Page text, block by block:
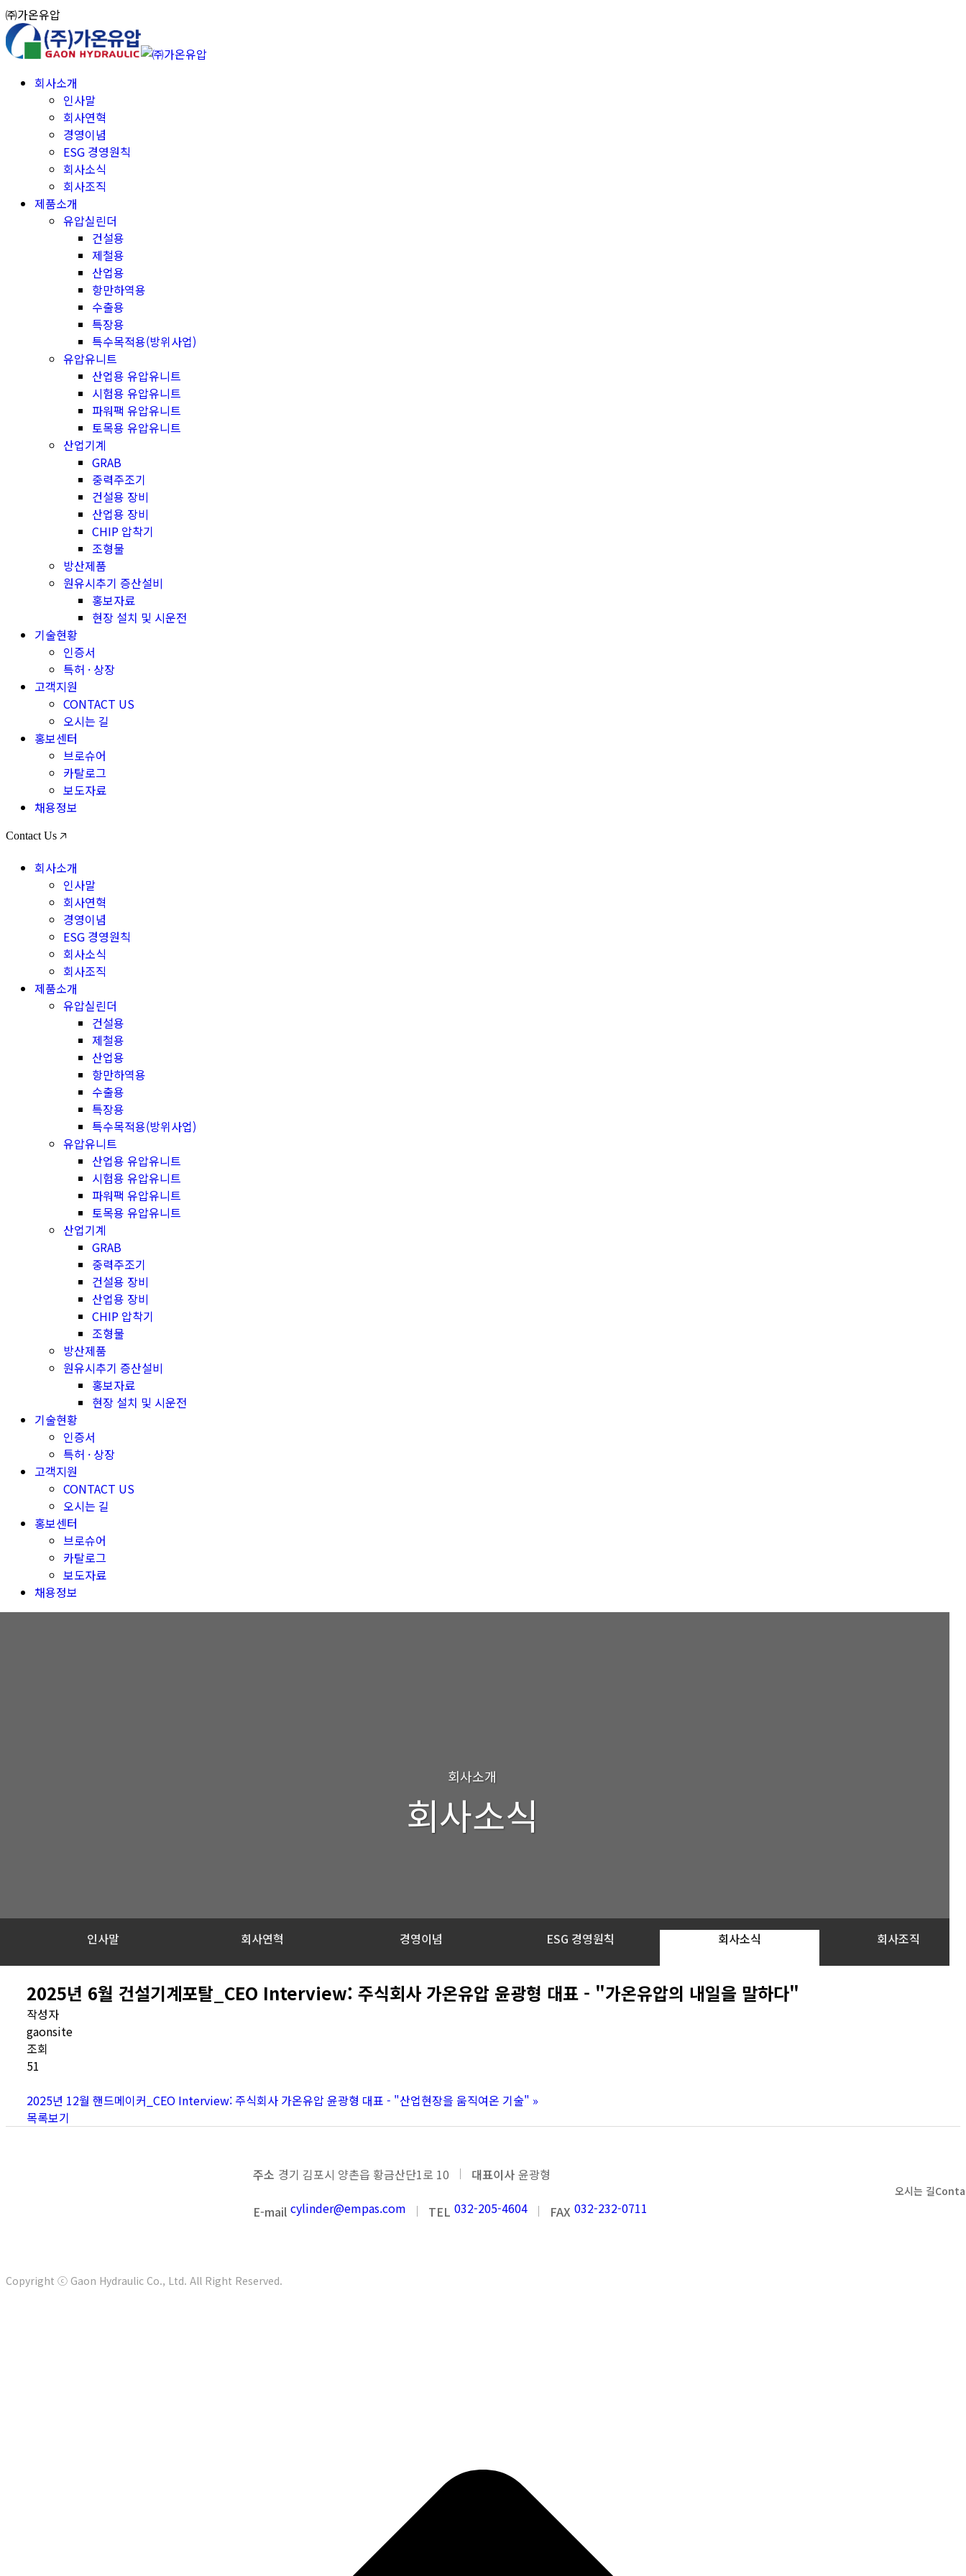
Skip
to
content
㈜가온유압
회사소개
인사말
회사연혁
경영이념
ESG 경영원칙
회사소식
회사조직
제품소개
유압실린더
건설용
제철용
산업용
항만하역용
수출용
특장용
특수목적용(방위사업)
유압유니트
산업용 유압유니트
시험용 유압유니트
파워팩 유압유니트
토목용 유압유니트
산업기계
GRAB
중력주조기
건설용 장비
산업용 장비
CHIP 압착기
조형물
방산제품
원유시추기 증산설비
홍보자료
현장 설치 및 시운전
기술현황
인증서
특허 · 상장
고객지원
CONTACT US
오시는 길
홍보센터
브로슈어
카탈로그
보도자료
채용정보
Contact Us 🡥
회사소개
인사말
회사연혁
경영이념
ESG 경영원칙
회사소식
회사조직
제품소개
유압실린더
건설용
제철용
산업용
항만하역용
수출용
특장용
특수목적용(방위사업)
유압유니트
산업용 유압유니트
시험용 유압유니트
파워팩 유압유니트
토목용 유압유니트
산업기계
GRAB
중력주조기
건설용 장비
산업용 장비
CHIP 압착기
조형물
방산제품
원유시추기 증산설비
홍보자료
현장 설치 및 시운전
기술현황
인증서
특허 · 상장
고객지원
CONTACT US
오시는 길
홍보센터
브로슈어
카탈로그
보도자료
채용정보
회사소개
회사소식
인사말 회사연혁 경영이념 ESG 경영원칙 회사소식 회사조직
2025년 6월 건설기계포탈_CEO Interview: 주식회사 가온유압 윤광형 대표 - "가온유압의 내일을 말하다"
작성자
gaonsite
조회
51
2025년 12월 핸드메이커_CEO Interview: 주식회사 가온유압 윤광형 대표 - "산업현장을 움직여온 기술" »
목록보기
주소 경기 김포시 양촌읍 황금산단1로 10 대표이사 윤광형
E-mail cylinder@empas.com TEL 032-205-4604 FAX 032-232-0711
오시는 길
Copyright ⓒ Gaon Hydraulic Co., Ltd. All Right Reserved.